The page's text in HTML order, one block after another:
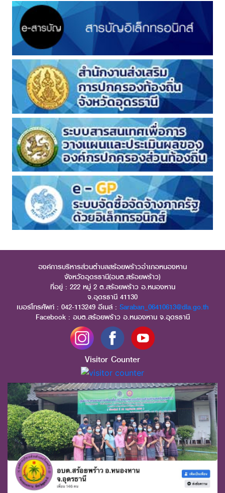
องค์การบริหารส่วนตำบลสร้อยพร้าวอำเภอหนองหาน
จังหวัดอุดรธานี(อบต.สร้อยพร้าว)
ที่อยู่ : 222 หมู่ 2 ต.สร้อยพร้าว อ.หนองหาน
จ.อุดรธานี 41130
เบอร์โทรศัพท์ : 042-113249 อีเมล์ : Saraban_06410613@dla.go.th
Facebook : อบต.สร้อยพร้าว อ.หนองหาน จ.อุดรธานี
Visitor Counter